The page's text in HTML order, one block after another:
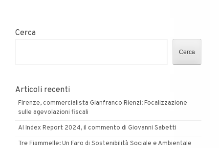
Cerca
Cerca
Articoli recenti
Firenze, commercialista Gianfranco Rienzi: Focalizzazione
sulle agevolazioni fiscali
AI Index Report 2024, il commento di Giovanni Sabetti
Tre Fiammelle: Un Faro di Sostenibilità Sociale e Ambientale